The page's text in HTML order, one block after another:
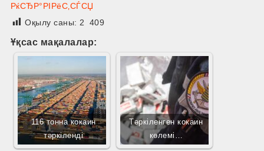
РќСЂР°РІРёС‚СЃСЏ
Оқылу саны: 2 409
Ұқсас мақалалар:
116 тонна кокаин
тәркіленді
Тәркіленген кокаин
көлемі…